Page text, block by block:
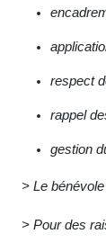
respect
rappel
gestion
> Le
> Pour des